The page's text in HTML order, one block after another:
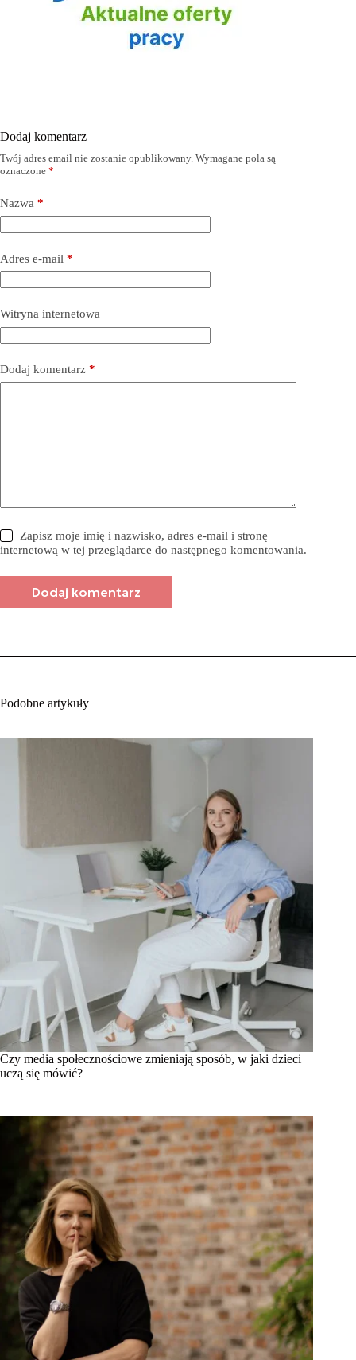
Dodaj komentarz
Twój adres email nie zostanie opublikowany. Wymagane pola są
oznaczone *
Nazwa *
Adres e-mail *
Witryna internetowa
Dodaj komentarz *
Zapisz moje imię i nazwisko, adres e-mail i stronę
internetową w tej przeglądarce do następnego komentowania.
Dodaj komentarz
Podobne artykuły
Czy media społecznościowe zmieniają sposób, w jaki dzieci
uczą się mówić?